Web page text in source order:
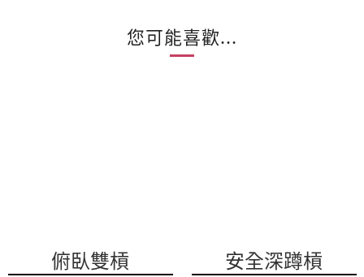
您可能喜歡...
俯臥雙槓 安全深蹲槓